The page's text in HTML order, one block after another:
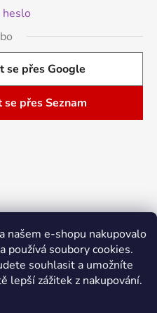
našem e-shopu nakupovalo
používá soubory cookies.
souhlasit a umožníte
lepší zážitek z nakupování.
se přes Google
se přes Seznam